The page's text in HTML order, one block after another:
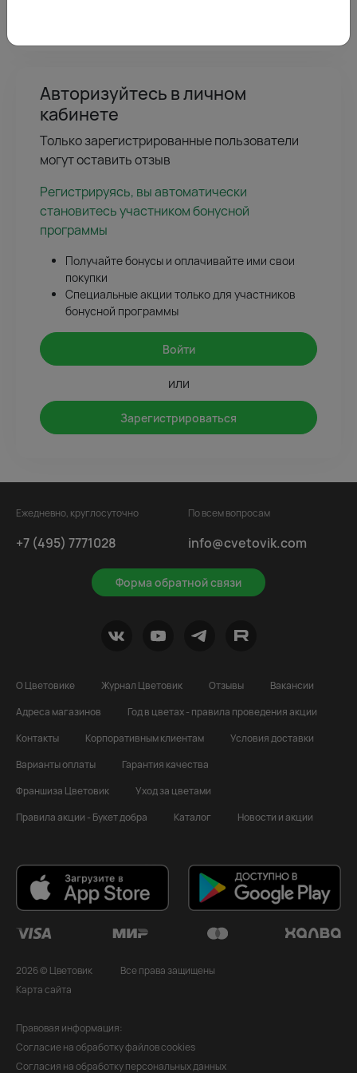
Авторизуйтесь в личном
кабинете
Только зарегистрированные пользователи
могут оставить отзыв
Регистрируясь, вы автоматически
становитесь участником бонусной
программы
Получайте бонусы и оплачивайте ими свои
покупки
Специальные акции только для участников
бонусной программы
Войти
или
Зарегистрироваться
Ежедневно, круглосуточно
+7 (495) 7771028
Форма обратной связи
По всем вопросам
info@cvetovik.com
О Цветовике Журнал Цветовик Отзывы
Вакансии
Адреса магазинов
Год в цветах - правила проведения акции
Контакты
Корпоративным клиентам
Условия доставки
Варианты оплаты
Гарантия качества
Франшиза Цветовик
Уход за цветами
Правила акции - Букет добра
Каталог Новости и акции
2026 © Цветовик
Все права защищены
Карта сайта
Правовая информация:
Согласие на обработку файлов cookies
Согласия на обработку персональных данных